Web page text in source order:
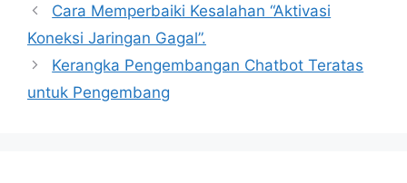
Cara Memperbaiki Kesalahan “Aktivasi
Koneksi Jaringan Gagal”.
Kerangka Pengembangan Chatbot Teratas
untuk Pengembang